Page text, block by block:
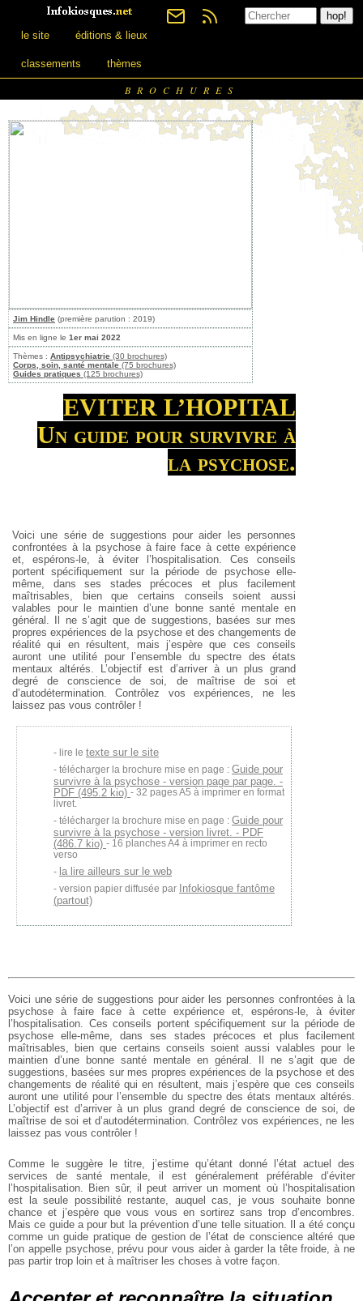
le site éditions & lieux
classements thèmes
BROCHURES
Jim Hindle (première parution : 2019)
Mis en ligne le 1er mai 2022
Thèmes : Antipsychiatrie (30 brochures)
Corps, soin, santé mentale (75 brochures)
Guides pratiques (125 brochures)
EVITER L’HOPITAL
Un guide pour survivre à
la psychose.
Voici une série de suggestions pour aider les personnes
confrontées à la psychose à faire face à cette expérience
et, espérons-le, à éviter l’hospitalisation. Ces conseils
portent spécifiquement sur la période de psychose elle-
même, dans ses stades précoces et plus facilement
maîtrisables, bien que certains conseils soient aussi
valables pour le maintien d’une bonne santé mentale en
général. Il ne s’agit que de suggestions, basées sur mes
propres expériences de la psychose et des changements de
réalité qui en résultent, mais j’espère que ces conseils
auront une utilité pour l’ensemble du spectre des états
mentaux altérés. L’objectif est d’arriver à un plus grand
degré de conscience de soi, de maîtrise de soi et
d’autodétermination. Contrôlez vos expériences, ne les
laissez pas vous contrôler !
lire le texte sur le site
télécharger la brochure mise en page : Guide pour
survivre à la psychose - version page par page. -
PDF (495.2 kio) - 32 pages A5 à imprimer en format
livret.
télécharger la brochure mise en page : Guide pour
survivre à la psychose - version livret. - PDF
(486.7 kio) - 16 planches A4 à imprimer en recto
verso
la lire ailleurs sur le web
version papier diffusée par Infokiosque fantôme
(partout)
Voici une série de suggestions pour aider les personnes confrontées à la
psychose à faire face à cette expérience et, espérons-le, à éviter
l’hospitalisation. Ces conseils portent spécifiquement sur la période de
psychose elle-même, dans ses stades précoces et plus facilement
maîtrisables, bien que certains conseils soient aussi valables pour le
maintien d’une bonne santé mentale en général. Il ne s’agit que de
suggestions, basées sur mes propres expériences de la psychose et des
changements de réalité qui en résultent, mais j’espère que ces conseils
auront une utilité pour l’ensemble du spectre des états mentaux altérés.
L’objectif est d’arriver à un plus grand degré de conscience de soi, de
maîtrise de soi et d’autodétermination. Contrôlez vos expériences, ne les
laissez pas vous contrôler !
Comme le suggère le titre, j’estime qu’étant donné l’état actuel des
services de santé mentale, il est généralement préférable d’éviter
l’hospitalisation. Bien sûr, il peut arriver un moment où l’hospitalisation
est la seule possibilité restante, auquel cas, je vous souhaite bonne
chance et j’espère que vous vous en sortirez sans trop d’encombres.
Mais ce guide a pour but la prévention d’une telle situation. Il a été conçu
comme un guide pratique de gestion de l’état de conscience altéré que
l’on appelle psychose, prévu pour vous aider à garder la tête froide, à ne
pas partir trop loin et à maîtriser les choses à votre façon.